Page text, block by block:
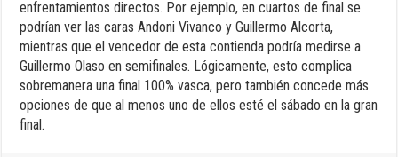
enfrentamientos directos. Por ejemplo, en cuartos de final se
podrían ver las caras Andoni Vivanco y Guillermo Alcorta,
mientras que el vencedor de esta contienda podría medirse a
Guillermo Olaso en semifinales. Lógicamente, esto complica
sobremanera una final 100% vasca, pero también concede más
opciones de que al menos uno de ellos esté el sábado en la gran
final.